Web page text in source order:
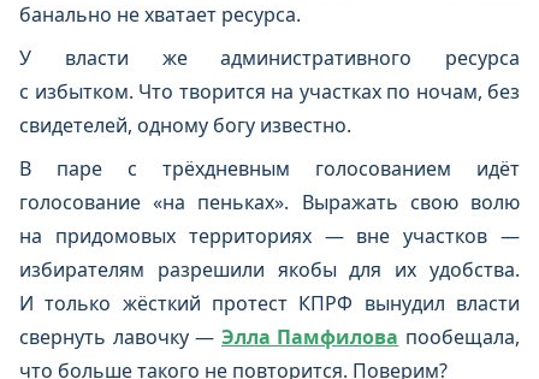
банально не хватает ресурса.
У власти же административного ресурса
с избытком. Что творится на участках по ночам, без
свидетелей, одному богу известно.
В паре с трёхдневным голосованием идёт
голосование «на пеньках». Выражать свою волю
на придомовых территориях — вне участков —
избирателям разрешили якобы для их удобства.
И только жёсткий протест КПРФ вынудил власти
свернуть лавочку — Элла Памфилова пообещала,
что больше такого не повторится. Поверим?